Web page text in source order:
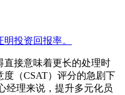
投资回报率。
直接意味着更长的处理时
（CSAT）评分的急剧下
经理来说，提升多元化员